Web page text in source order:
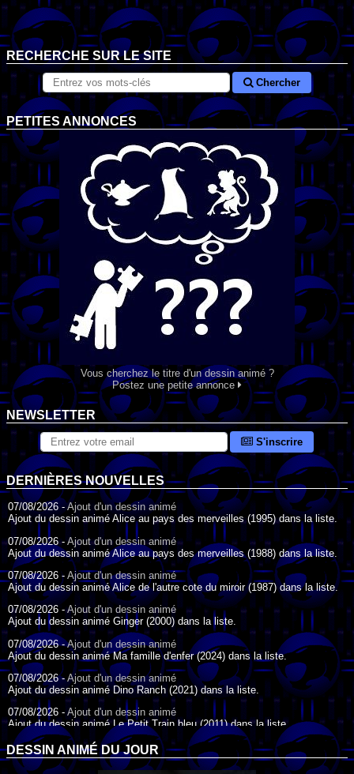
RECHERCHE SUR LE SITE
Chercher
PETITES ANNONCES
Vous cherchez le titre d'un dessin animé ?
Postez une petite annonce
NEWSLETTER
S'inscrire
DERNIÈRES NOUVELLES
07/08/2026 -Ajout d'un dessin animé
Ajout du dessin animé Alice au pays des merveilles (1995) dans la liste.
07/08/2026 -Ajout d'un dessin animé
Ajout du dessin animé Alice au pays des merveilles (1988) dans la liste.
07/08/2026 - Ajout d'un dessin animé
Ajout du dessin animé Alice de l'autre cote du miroir (1987) dans la liste.
07/08/2026 -Ajout d'un dessin animé
Ajout du dessin animé Ginger (2000) dans la liste.
07/08/2026 -Ajout d'un dessin animé
Ajout du dessin animé Ma famille d'enfer (2024) dans la liste.
07/08/2026 -Ajout d'un dessin animé
Ajout du dessin animé Dino Ranch (2021) dans la liste.
07/08/2026 - Ajout d'un dessin animé
Ajout du dessin animé Le Petit Train bleu (2011) dans la liste.
07/08/2026 - Ajout d'un dessin animé
Ajout du dessin animé Agent Spécial Oso (2009) dans la liste.
DESSIN ANIMÉ DU JOUR